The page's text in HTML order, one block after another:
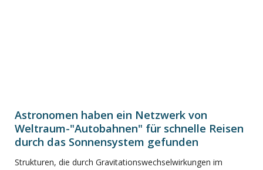
Astronomen haben ein Netzwerk von
Weltraum-"Autobahnen" für schnelle Reisen
durch das Sonnensystem gefunden
Strukturen, die durch Gravitationswechselwirkungen im